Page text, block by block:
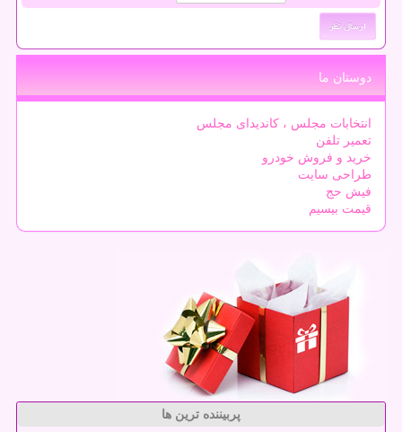
دوستان ما
انتخابات مجلس ، کاندیدای مجلس
تعمیر تلفن
خرید و فروش خودرو
طراحی سایت
فیش حج
قیمت بیسیم
پربیننده ترین ها